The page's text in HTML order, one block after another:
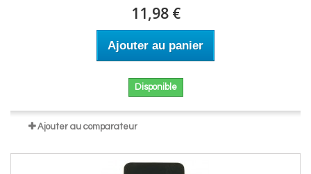
11,98 €
Ajouter au panier
Disponible
Ajouter au comparateur